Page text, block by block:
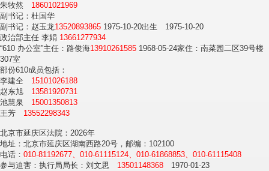
朱牧然 18601021969
副书记：杜国华
副书记：赵玉龙13520893865 1975-10-20出生 1975-10-20
政治部主任 李娟 13661277934
“610 办公室”主任：路俊海13910261585 1968-05-24家住：南菜园二区39号楼
307室
部份610成员包括：
李建全 15101026188
赵东旭 13581920731
池慧泉 15001350813
王芳 13552298343
北京市延庆区法院：2026年
地址：北京市延庆区湖南西路20号，邮编：102100
电话： 010-81192677、010-61115124、010-61868853、010-61115408
参与迫害：执行局局长：刘文思 13501148368 1970-01-23